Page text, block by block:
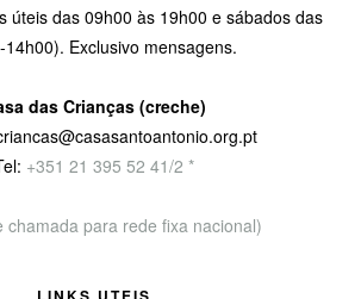
úteis das 09h00 às 19h00 e sábados das
14h00). Exclusivo mensagens.
das Crianças (creche)
+351 21 395 52 41/2 *
chamada para rede fixa nacional)